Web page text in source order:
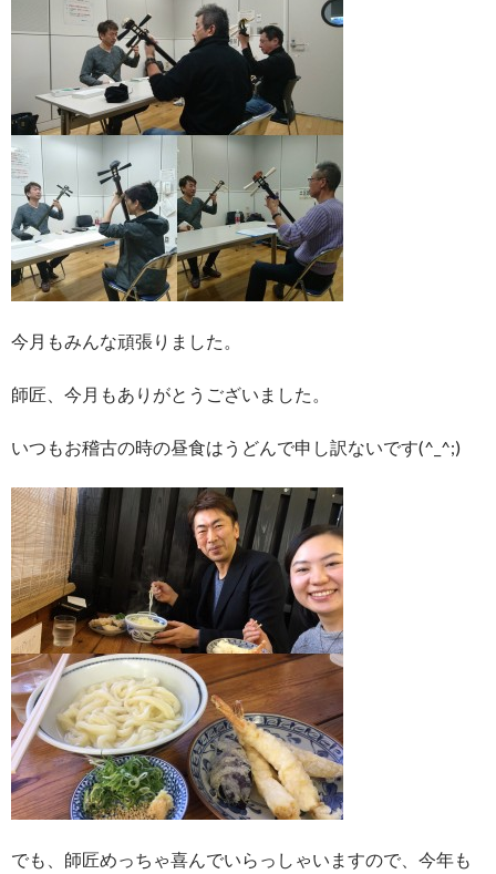
今月もみんな頑張りました。
師匠、今月もありがとうございました。
いつもお稽古の時の昼食はうどんで申し訳ないです(^_^;)
でも、師匠めっちゃ喜んでいらっしゃいますので、今年も